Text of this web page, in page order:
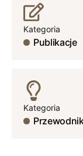
Kategoria
Publikacje
Kategoria